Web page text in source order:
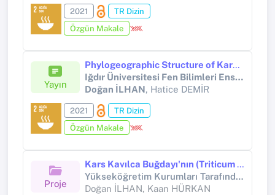
2021
TR Dizin
Özgün Makale
Yayın
Phylogeographic Structure of Kars Emmer Wheat (Triticum dicoccum Schrank ex Schübl) in Turkey Explained by SSR Markers
Iğdır Üniversitesi Fen Bilimleri Enstitüsü Dergisi
Doğan İLHAN, Hatice DEMİR
2021
TR Dizin
Özgün Makale
Proje
Kars Kavılca Buğdayı'nın (Triticum dicoccum Schrank) DNA Barkodlama Tekniği ile Moleküler Karakterizasyonu
Yükseköğretim Kurumları Tarafından Destekli Bilimsel Araştırma Projesi (Yükseköğretim Kurumları tarafından destekli bilimsel araştırma projesi)
Doğan İLHAN, Kaan HÜRKAN